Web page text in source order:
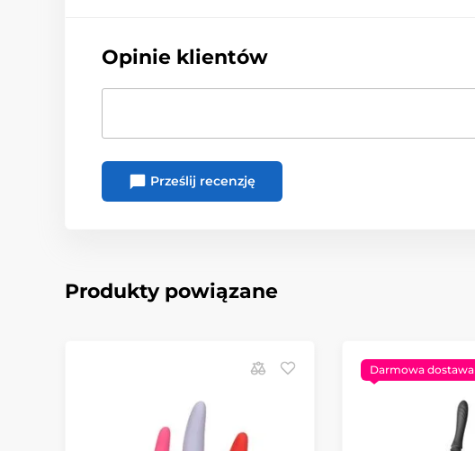
Opinie klientów
Prześlij recenzję
Produkty powiązane
Darmowa dostawa